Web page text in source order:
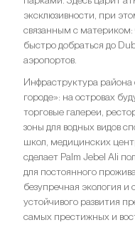
эксклюзивности, при
связанным с
быстро добраться до
аэропортов.
Инфраструктура района
городе»: на островах
торговые галереи,
зоны для водных видов
школ, медицинских
сделает Palm Jebel Ali
для постоянного
безупречная экология
устойчивого развития
самых престижных и